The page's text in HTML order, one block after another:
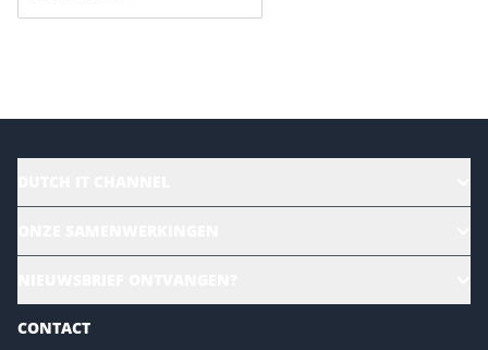
Magazines
NL Digital
CONTACT